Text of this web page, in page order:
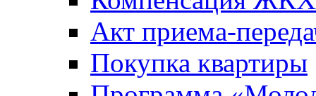
Акт приема-
Покупка квартиры